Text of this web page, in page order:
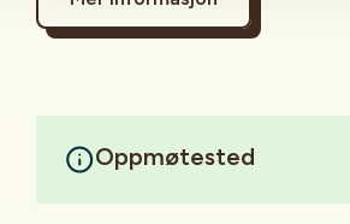
Oppmøtested